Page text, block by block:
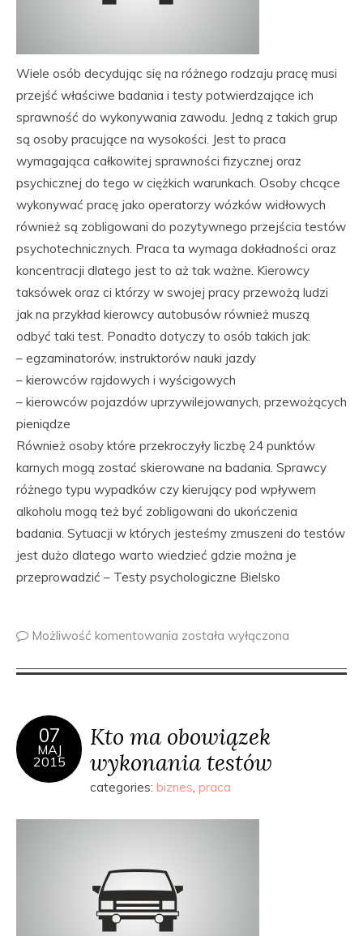
Wiele osób decydując się na różnego rodzaju pracę musi
przejść właściwe badania i testy potwierdzające ich
sprawność do wykonywania zawodu. Jedną z takich grup
są osoby pracujące na wysokości. Jest to praca
wymagająca całkowitej sprawności fizycznej oraz
psychicznej do tego w ciężkich warunkach. Osoby chcące
wykonywać pracę jako operatorzy wózków widłowych
również są zobligowani do pozytywnego przejścia testów
psychotechnicznych. Praca ta wymaga dokładności oraz
koncentracji dlatego jest to aż tak ważne. Kierowcy
taksówek oraz ci którzy w swojej pracy przewożą ludzi
jak na przykład kierowcy autobusów również muszą
odbyć taki test. Ponadto dotyczy to osób takich jak:
– egzaminatorów, instruktorów nauki jazdy
– kierowców rajdowych i wyścigowych
– kierowców pojazdów uprzywilejowanych, przewożących
pieniądze
Również osoby które przekroczyły liczbę 24 punktów
karnych mogą zostać skierowane na badania. Sprawcy
różnego typu wypadków czy kierujący pod wpływem
alkoholu mogą też być zobligowani do ukończenia
badania. Sytuacji w których jesteśmy zmuszeni do testów
jest dużo dlatego warto wiedzieć gdzie można je
przeprowadzić – Testy psychologiczne Bielsko
Możliwość komentowania została wyłączona
07
MAJ
2015
Kto ma obowiązek
wykonania testów
categories: biznes, praca